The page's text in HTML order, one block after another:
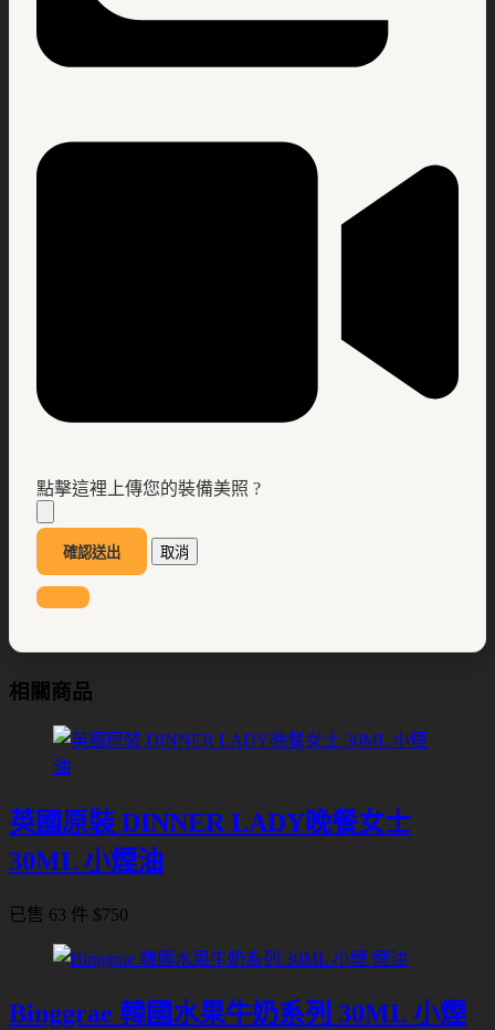
點擊這裡上傳您的裝備美照 ?
確認送出 取消
相關商品
英國原裝 DINNER LADY晚餐女士
30ML 小煙油
已售 63 件 $750
Binggrae 韓國水果牛奶系列 30ML 小煙